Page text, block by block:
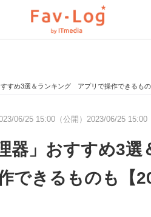
スマホと通信の最新トレンド
企業ITのトレンドを詳説
3選＆ランキング アプリで操作できるものも【2023
06/25 15:00（公開） 2023/06/25 15:00
器」おすすめ3選
できるものも【